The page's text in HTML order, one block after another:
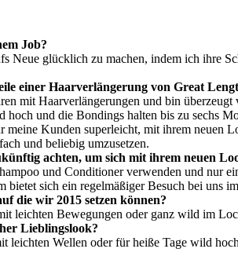
Job?
Neue glücklich zu machen, indem ich ihre
einer Haarverlängerung von Great
mit Haarverlängerungen und bin
hoch und die Bondings halten bis zu sechs
meine Kunden superleicht, mit ihrem neuen
und beliebig umzusetzen.
achten, um sich mit ihrem neuen
und Conditioner verwenden und nur
bietet sich ein regelmäßiger Besuch bei uns
die wir 2015 setzen können?
leichten Bewegungen oder ganz wild im
Lieblingslook?
leichten Wellen oder für heiße Tage wild